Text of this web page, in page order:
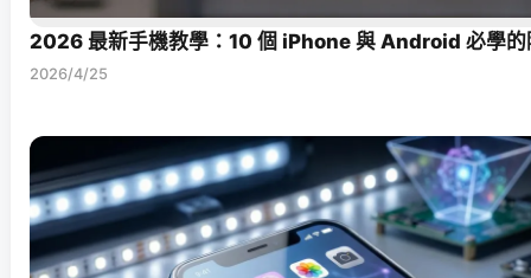
2026 最新手機教學：10 個 iPhone 與 Android 必學的
2026/4/25